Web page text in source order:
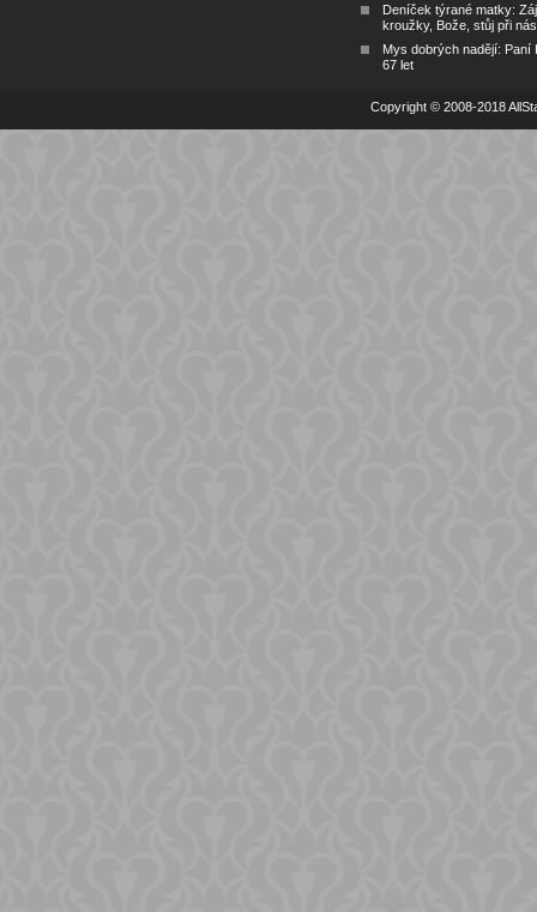
Deníček týrané matky:
kroužky, Bože, stůj při nás
Mys dobrých nadějí: Paní
67 let
Copyright © 2008-2018